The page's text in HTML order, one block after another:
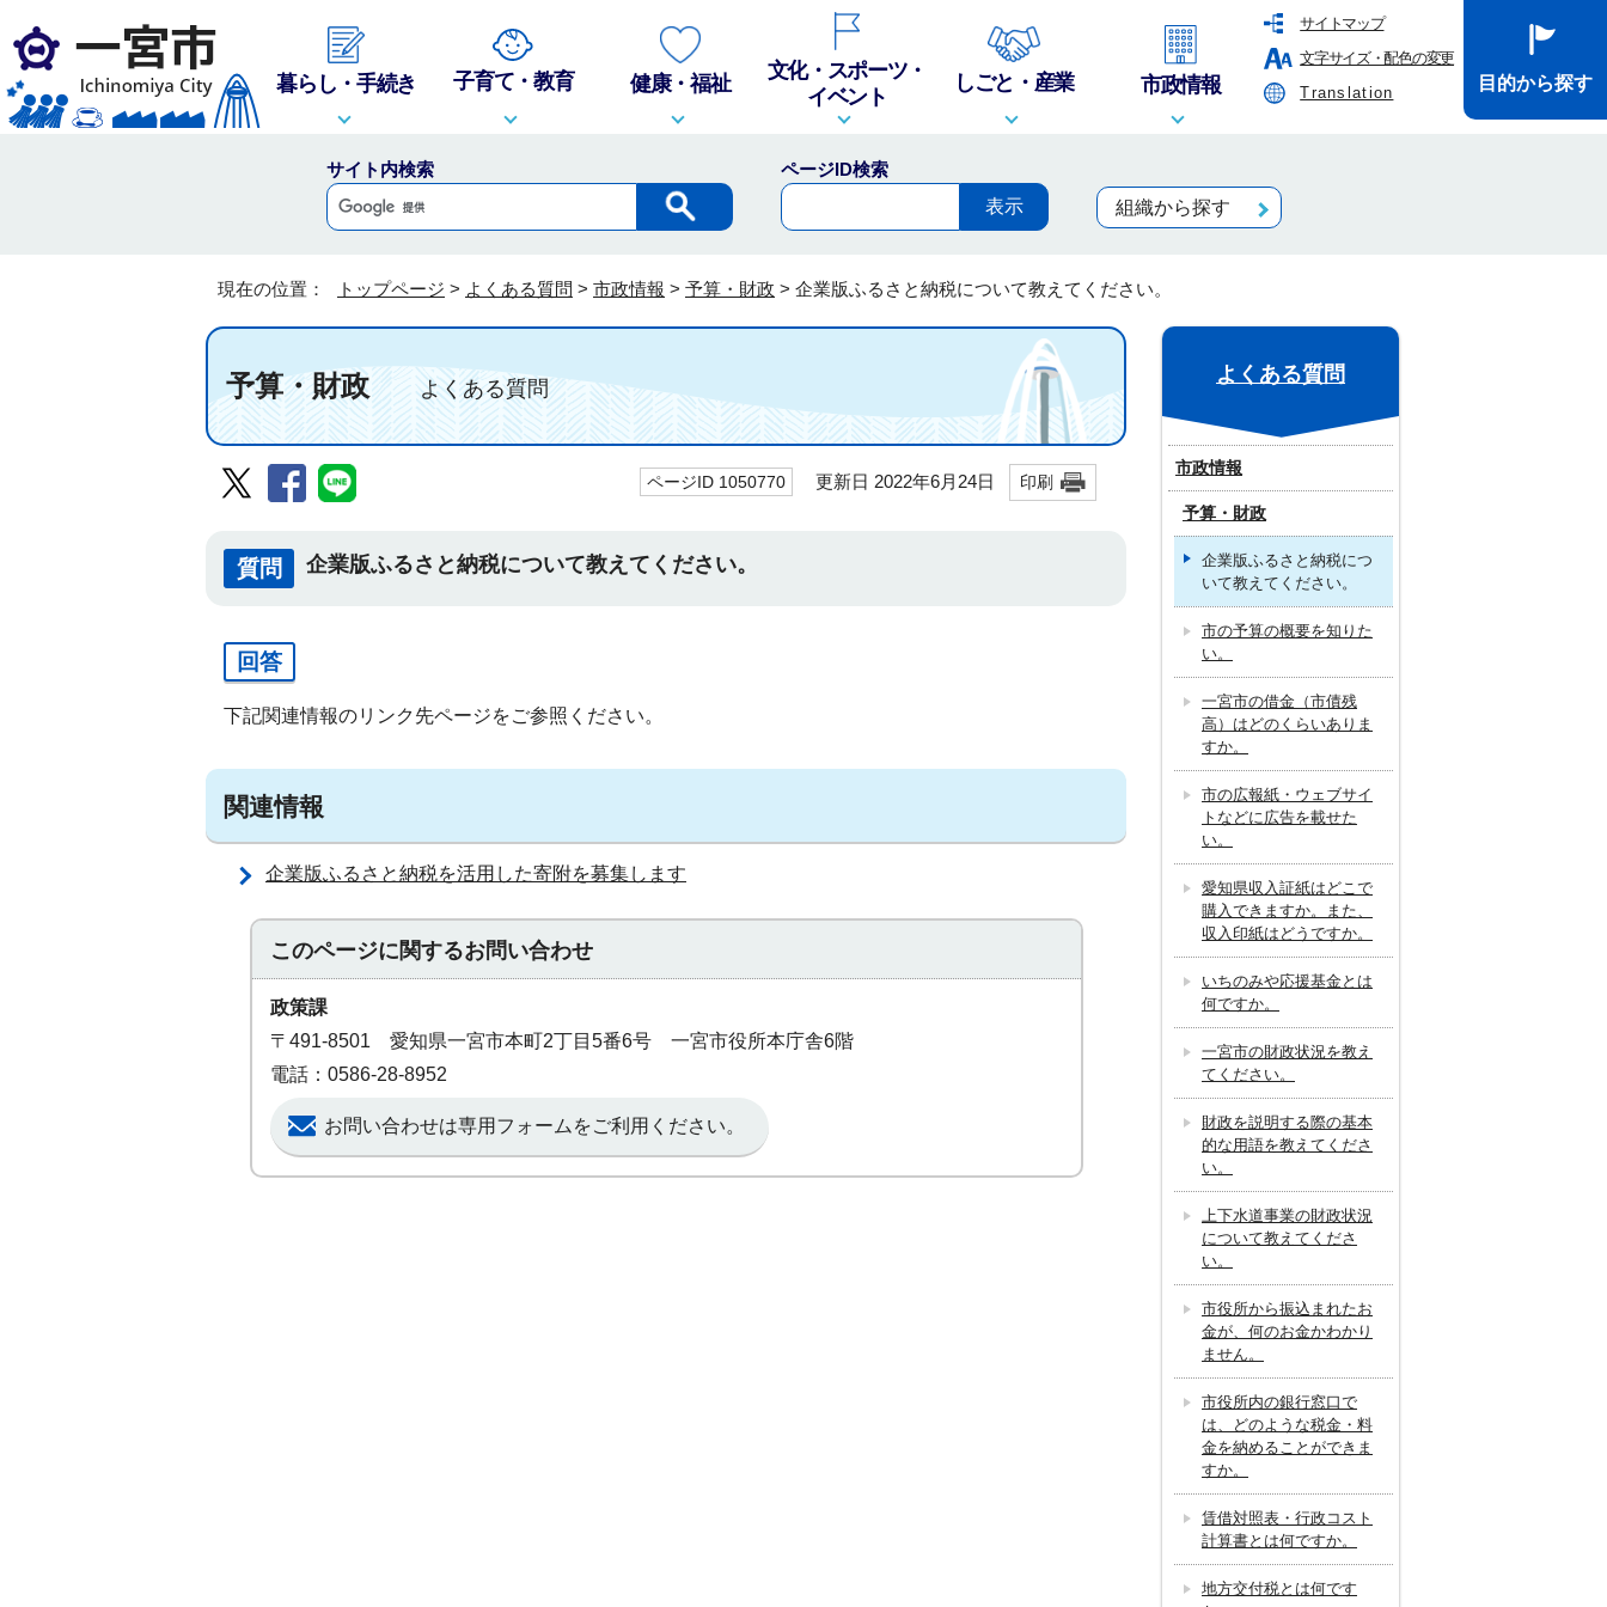
サイトマップ
文字サイズ・配色の変更
Translation
暮らし・手続き 子育て・教育 健康・福祉
文化・スポーツ・
イベント
しごと・産業 市政情報 目的から探す
サイト内検索
ページID検索
組織から探す
現在の位置： トップページ > よくある質問 > 市政情報 > 予算・財政 > 企業版ふるさと納税について教えてください。
予算・財政よくある質問
ページID 1050770 更新日 2022年6月24日 印刷
質問 企業版ふるさと納税について教えてください。
回答
下記関連情報のリンク先ページをご参照ください。
関連情報
企業版ふるさと納税を活用した寄附を募集します
このページに関するお問い合わせ
政策課
〒491-8501 愛知県一宮市本町2丁目5番6号 一宮市役所本庁舎6階
電話：0586-28-8952
お問い合わせは専用フォームをご利用ください。
よくある質問
市政情報
予算・財政
企業版ふるさと納税につ
いて教えてください。
市の予算の概要を知りた
い。
一宮市の借金（市債残
高）はどのくらいありま
すか。
市の広報紙・ウェブサイ
トなどに広告を載せた
い。
愛知県収入証紙はどこで
購入できますか。また、
収入印紙はどうですか。
いちのみや応援基金とは
何ですか。
一宮市の財政状況を教え
てください。
財政を説明する際の基本
的な用語を教えてくださ
い。
上下水道事業の財政状況
について教えてくださ
い。
市役所から振込まれたお
金が、何のお金かわかり
ません。
市役所内の銀行窓口で
は、どのような税金・料
金を納めることができま
すか。
賃借対照表・行政コスト
計算書とは何ですか。
地方交付税とは何です